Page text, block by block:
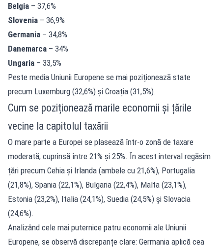
Belgia – 37,6%
Slovenia – 36,9%
Germania – 34,8%
Danemarca – 34%
Ungaria – 33,5%
Peste media Uniunii Europene se mai poziționează state
precum Luxemburg (32,6%) și Croația (31,5%).
Cum se poziționează marile economii și țările
vecine la capitolul taxării
O mare parte a Europei se plasează într-o zonă de taxare
moderată, cuprinsă între 21% și 25%. În acest interval regăsim
țări precum Cehia și Irlanda (ambele cu 21,6%), Portugalia
(21,8%), Spania (22,1%), Bulgaria (22,4%), Malta (23,1%),
Estonia (23,2%), Italia (24,1%), Suedia (24,5%) și Slovacia
(24,6%).
Analizând cele mai puternice patru economii ale Uniunii
Europene, se observă discrepanțe clare: Germania aplică cea